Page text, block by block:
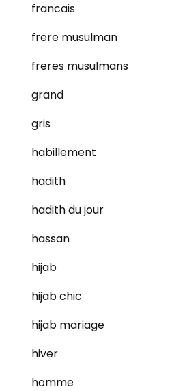
francais
frere musulman
freres musulmans
grand
gris
habillement
hadith
hadith du jour
hassan
hijab
hijab chic
hijab mariage
hiver
homme